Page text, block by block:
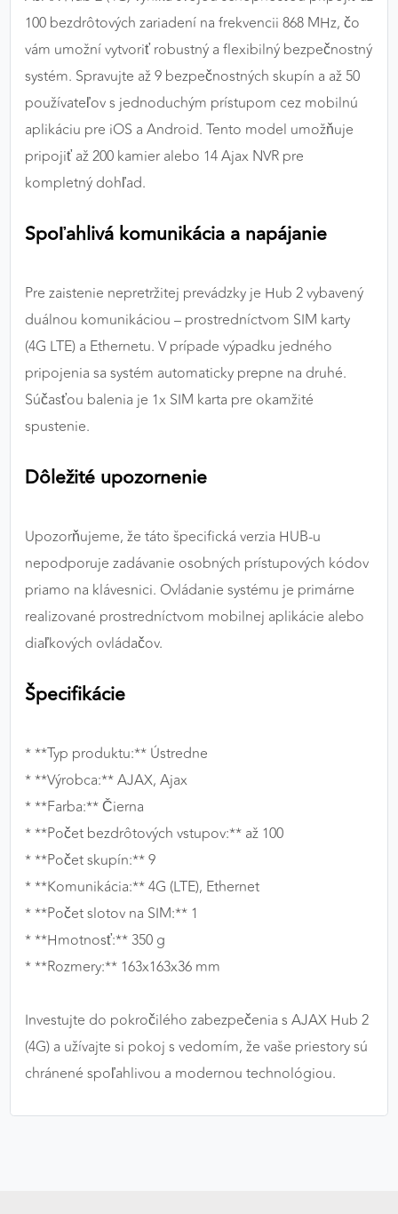
100 bezdrôtových zariadení na frekvencii 868 MHz, čo
vám umožní vytvoriť robustný a flexibilný bezpečnostný
systém. Spravujte až 9 bezpečnostných skupín a až 50
používateľov s jednoduchým prístupom cez mobilnú
aplikáciu pre iOS a Android. Tento model umožňuje
pripojiť až 200 kamier alebo 14 Ajax NVR pre
kompletný dohľad.
Spoľahlivá komunikácia a napájanie
Pre zaistenie nepretržitej prevádzky je Hub 2 vybavený
duálnou komunikáciou – prostredníctvom SIM karty
(4G LTE) a Ethernetu. V prípade výpadku jedného
pripojenia sa systém automaticky prepne na druhé.
Súčasťou balenia je 1x SIM karta pre okamžité
spustenie.
Dôležité upozornenie
Upozorňujeme, že táto špecifická verzia HUB-u
nepodporuje zadávanie osobných prístupových kódov
priamo na klávesnici. Ovládanie systému je primárne
realizované prostredníctvom mobilnej aplikácie alebo
diaľkových ovládačov.
Špecifikácie
* **Typ produktu:** Ústredne
* **Výrobca:** AJAX, Ajax
* **Farba:** Čierna
* **Počet bezdrôtových vstupov:** až 100
* **Počet skupín:** 9
* **Komunikácia:** 4G (LTE), Ethernet
* **Počet slotov na SIM:** 1
* **Hmotnosť:** 350 g
* **Rozmery:** 163x163x36 mm
Investujte do pokročilého zabezpečenia s AJAX Hub 2
(4G) a užívajte si pokoj s vedomím, že vaše priestory sú
chránené spoľahlivou a modernou technológiou.